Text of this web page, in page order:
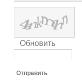
Обновить
Отправить